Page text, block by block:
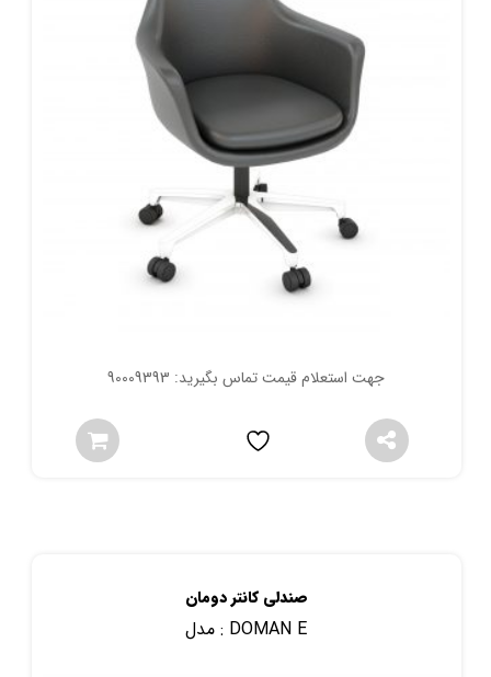
جهت استعلام قیمت تماس بگیرید: 90009393
صندلی کانتر دومان
مدل : DOMAN E